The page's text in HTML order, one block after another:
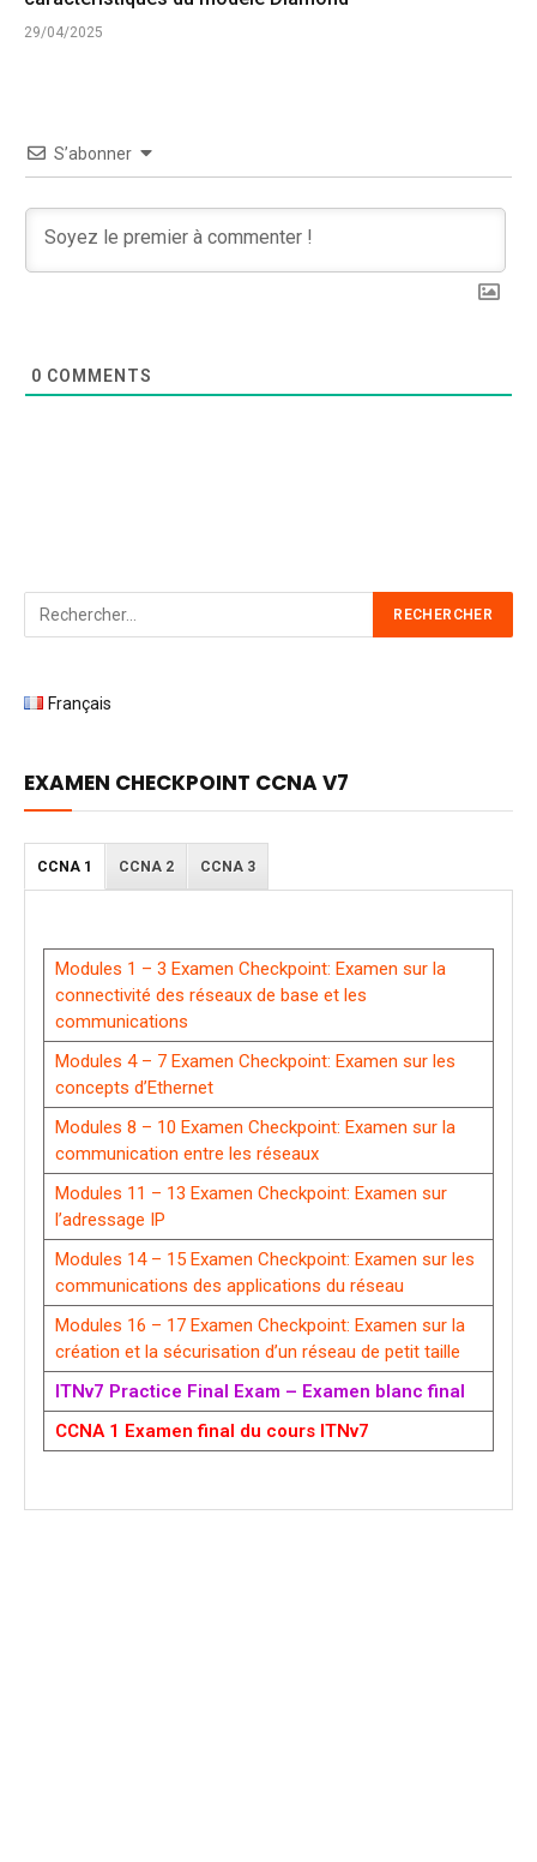
29/04/2025
S’abonner
0 COMMENTS
Français
EXAMEN CHECKPOINT CCNA V7
CCNA 1 CCNA 2 CCNA 3
Modules 1 – 3 Examen Checkpoint: Examen sur la
connectivité des réseaux de base et les
communications
Modules 4 – 7 Examen Checkpoint: Examen sur les
concepts d’Ethernet
Modules 8 – 10 Examen Checkpoint: Examen sur la
communication entre les réseaux
Modules 11 – 13 Examen Checkpoint: Examen sur
l’adressage IP
Modules 14 – 15 Examen Checkpoint: Examen sur les
communications des applications du réseau
Modules 16 – 17 Examen Checkpoint: Examen sur la
création et la sécurisation d’un réseau de petit taille
ITNv7 Practice Final Exam – Examen blanc final
CCNA 1 Examen final du cours ITNv7